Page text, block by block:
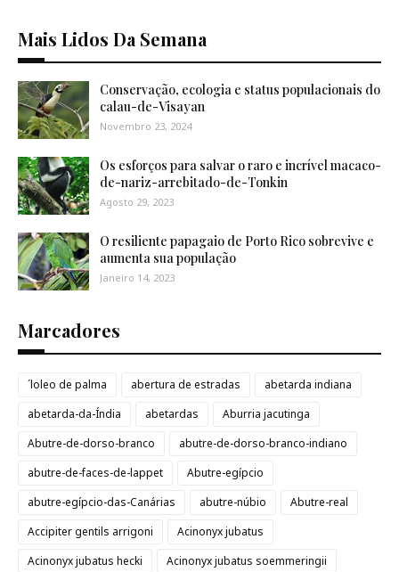
Mais Lidos Da Semana
Conservação, ecologia e status populacionais do
calau-de-Visayan
Novembro 23, 2024
Os esforços para salvar o raro e incrível macaco-
de-nariz-arrebitado-de-Tonkin
Agosto 29, 2023
O resiliente papagaio de Porto Rico sobrevive e
aumenta sua população
Janeiro 14, 2023
Marcadores
´loleo de palma abertura de estradas
abetarda indiana
abetarda-da-Índia
abetardas
Aburria jacutinga
Abutre-de-dorso-branco
abutre-de-dorso-branco-indiano
abutre-de-faces-de-lappet
Abutre-egípcio
abutre-egípcio-das-Canárias
abutre-núbio
Abutre-real
Accipiter gentils arrigoni
Acinonyx jubatus
Acinonyx jubatus hecki
Acinonyx jubatus soemmeringii